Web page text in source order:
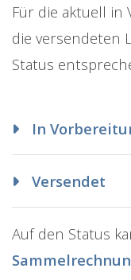
Für die aktuell in
die versendeten
Status
In
Versendet
Auf den Status